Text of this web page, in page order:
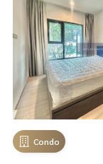
Condo